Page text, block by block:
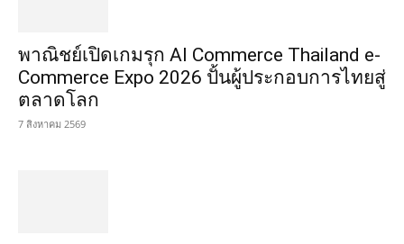
พาณิชย์เปิดเกมรุก AI Commerce Thailand e-
Commerce Expo 2026 ปั้นผู้ประกอบการไทยสู่
ตลาดโลก
7 สิงหาคม 2569